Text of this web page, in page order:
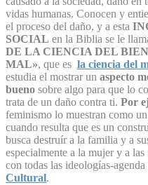
vidas humanas. Conocen y
el proceso del daño, y a esta
SOCIAL en la Biblia se le
DE LA CIENCIA DEL
MAL», que es la ciencia del
estudia el mostrar un aspecto
bueno sobre algo para que lo
trata de un daño contra ti. Por
feminismo lo muestran como
cuando resulta que es un
busca destruír a la familia y a
especialmente a la mujer y a las
con todas las ideologías-agenda
Cultural.